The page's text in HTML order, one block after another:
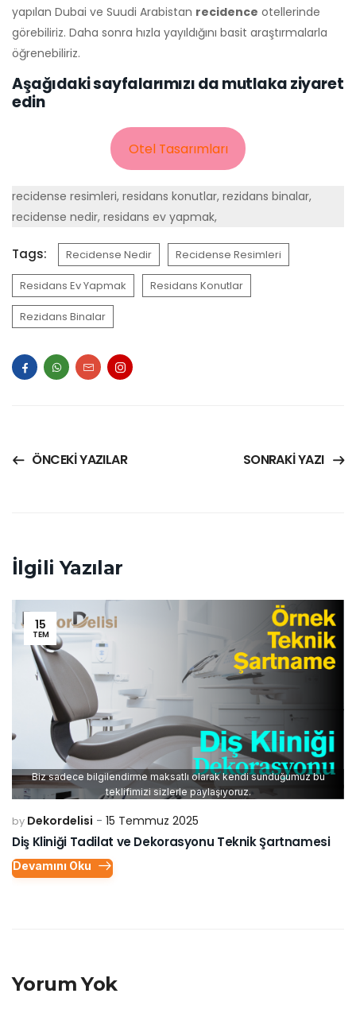
yapılan Dubai ve Suudi Arabistan recidence otellerinde
görebiliriz. Daha sonra hızla yayıldığını basit araştırmalarla
öğrenebiliriz.
Aşağıdaki sayfalarımızı da mutlaka ziyaret
edin
Otel Tasarımları
recidense resimleri, residans konutlar, rezidans binalar,
recidense nedir, residans ev yapmak,
Tags: Recidense Nedir Recidense Resimleri
Residans Ev Yapmak Residans Konutlar
Rezidans Binalar
ÖNCEKI YAZILAR SONRAKI YAZI
İlgili Yazılar
15
TEM
Biz sadece bilgilendirme maksatlı olarak kendi sunduğumuz bu
teklifimizi sizlerle paylaşıyoruz.
by Dekordelisi 15 Temmuz 2025
Diş Kliniği Tadilat ve Dekorasyonu Teknik Şartnamesi
Devamını Oku
Yorum Yok